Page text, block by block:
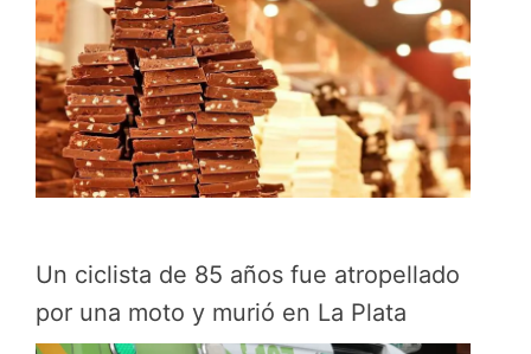
Un ciclista de 85 años fue atropellado
por una moto y murió en La Plata